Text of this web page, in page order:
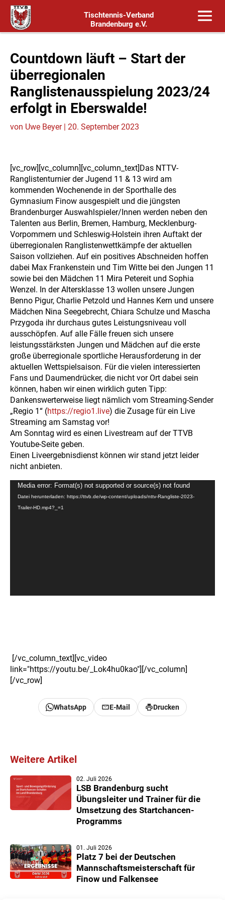
Tischtennis-Verband
Brandenburg e.V.
Countdown läuft – Start der
überregionalen
Ranglistenausspielung 2023/24
erfolgt in Eberswalde!
von Uwe Beyer| 20. September 2023
[vc_row][vc_column][vc_column_text]Das NTTV-
Ranglistenturnier der Jugend 11 & 13 wird am
kommenden Wochenende in der Sporthalle des
Gymnasium Finow ausgespielt und die jüngsten
Brandenburger Auswahlspieler/Innen werden neben den
Talenten aus Berlin, Bremen, Hamburg, Mecklenburg-
Vorpommern und Schleswig-Holstein ihren Auftakt der
überregionalen Ranglistenwettkämpfe der aktuellen
Saison vollziehen. Auf ein positives Abschneiden hoffen
dabei Max Frankenstein und Tim Witte bei den Jungen 11
sowie bei den Mädchen 11 Mira Petereit und Sophia
Wenzel. In der Altersklasse 13 wollen unsere Jungen
Benno Pigur, Charlie Petzold und Hannes Kern und unsere
Mädchen Nina Seegebrecht, Chiara Schulze und Mascha
Przygoda ihr durchaus gutes Leistungsniveau voll
ausschöpfen. Auf alle Fälle freuen sich unsere
leistungsstärksten Jungen und Mädchen auf die erste
große überregionale sportliche Herausforderung in der
aktuellen Wettspielsaison. Für die vielen interessierten
Fans und Daumendrücker, die nicht vor Ort dabei sein
können, haben wir einen wirklich guten Tipp:
Dankenswerterweise liegt nämlich vom Streaming-Sender
„Regio 1“ (https://regio1.live) die Zusage für ein Live
Streaming am Samstag vor!
Am Sonntag wird es einen Livestream auf der TTVB
Youtube-Seite geben.
Einen Liveergebnisdienst können wir stand jetzt leider
nicht anbieten.
Video-
Player
Media error: Format(s) not supported or source(s) not found
Datei herunterladen: https://ttvb.de/wp-content/uploads/nttv-Rangliste-2023-
Trailer-HD.mp4?_=1
[/vc_column_text][vc_video
link="https://youtu.be/_Lok4hu0kao"][/vc_column]
[/vc_row]
WhatsApp E-Mail Drucken
Weitere Artikel
LSB Brandenburg sucht
Übungsleiter und Trainer für die
Umsetzung des Startchancen-
Programms
02. Juli 2026
Platz 7 bei der Deutschen
Mannschaftsmeisterschaft für
Finow und Falkensee
01. Juli 2026